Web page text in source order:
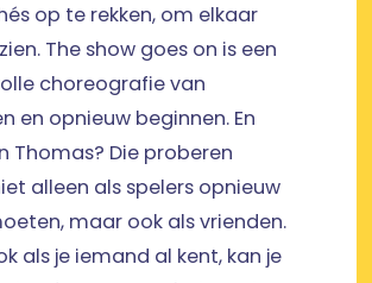
op te rekken, om elkaar
The show goes on is een
choreografie van
en opnieuw beginnen. En
Thomas? Die proberen
alleen als spelers opnieuw
maar ook als vrienden.
als je iemand al kent, kan je